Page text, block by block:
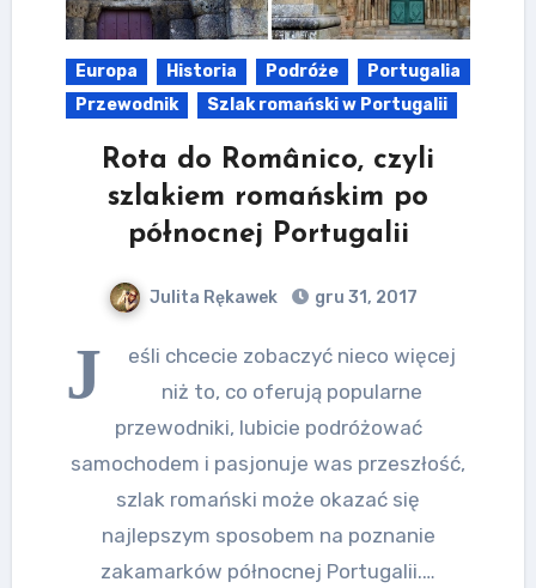
Europa Historia Podróże
Portugalia
Przewodnik
Szlak romański w Portugalii
Rota do Românico, czyli
szlakiem romańskim po
północnej Portugalii
Julita Rękawek gru 31, 2017
J
eśli chcecie zobaczyć nieco więcej
niż to, co oferują popularne
przewodniki, lubicie podróżować
samochodem i pasjonuje was przeszłość,
szlak romański może okazać się
najlepszym sposobem na poznanie
zakamarków północnej Portugalii.…